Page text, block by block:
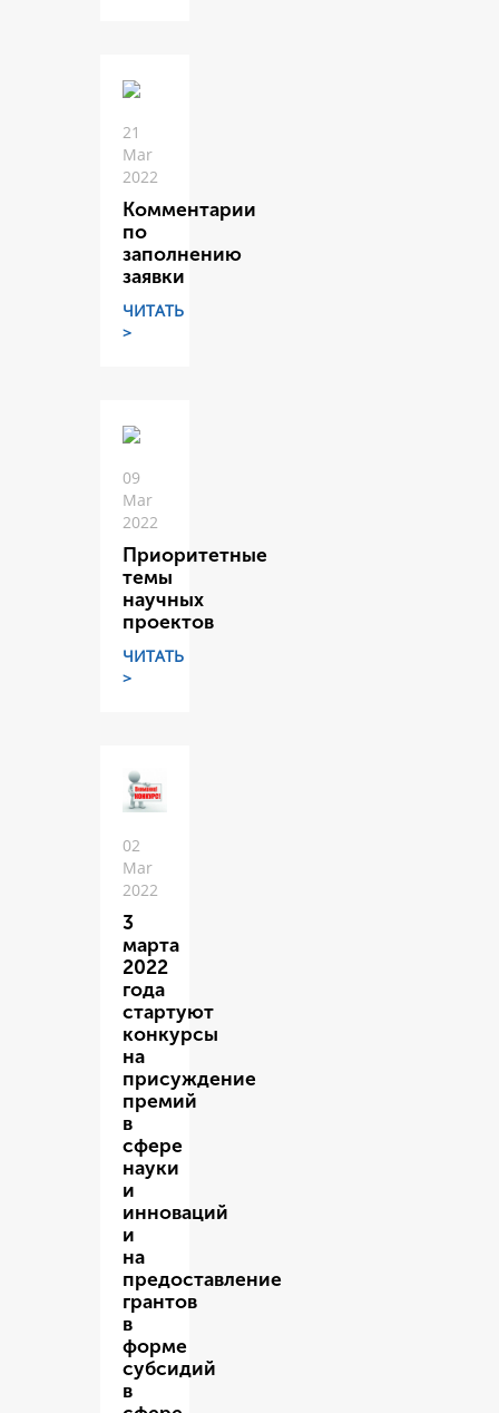
21
Mar
2022
Комментарии
по
заполнению
заявки
ЧИТАТЬ
>
09
Mar
2022
Приоритетные
темы
научных
проектов
ЧИТАТЬ
>
02
Mar
2022
3
марта
2022
года
стартуют
конкурсы
на
присуждение
премий
в
сфере
науки
и
инноваций
и
на
предоставление
грантов
в
форме
субсидий
в